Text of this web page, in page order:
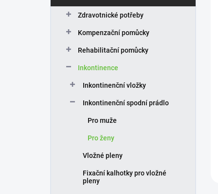
s
kategorie
Zdravotnické potřeby
Kompenzační pomůcky
Rehabilitační pomůcky
Inkontinence
Inkontinenční vložky
Inkontinenční spodní prádlo
Pro muže
Pro ženy
Vložné pleny
Fixační kalhotky pro vložné
pleny